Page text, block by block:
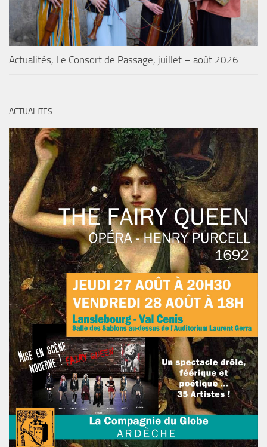
Actualités, Le Consort de Passage, juillet – août 2026
ACTUALITES